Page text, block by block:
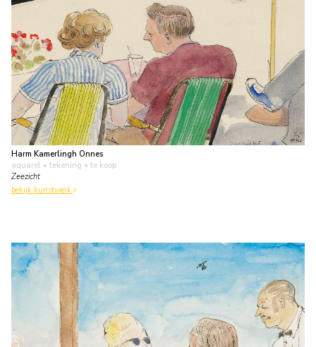
Harm Kamerlingh Onnes
aquarel • tekening • te koop
Zeezicht
bekijk kunstwerk